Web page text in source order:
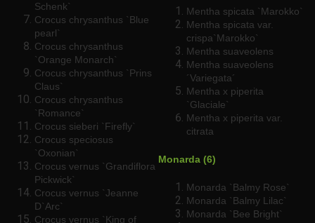
Schenk`
Crocus chrysanthus `Blue
pearl`
Crocus chrysanthus
`Orange Monarch`
Crocus chrysanthus `Prins
Claus`
Crocus chrysanthus
`Romance`
Crocus sieberi `Firefly`
Crocus speciosus
`Oxonian`
Crocus vernus `Grandiflora
Pickwick`
Crocus vernus `Jeanne
D`Arc`
Crocus vernus `King of
Mentha spicata `Marokko`
Mentha spicata var.
crispa`Marokko`
Mentha suaveolens
Mentha suaveolens
´Variegata´
Mentha x piperita
`Glaciale`
Mentha x piperita var.
citrata
Monarda (6)
Monarda `Balmy Rose`
Monarda `Balmy Lilac`
Monarda `Bee Bright`